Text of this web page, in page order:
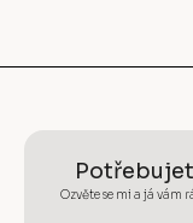
Ozvěte se mi a já vám